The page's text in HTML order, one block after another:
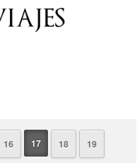
16 17 18 19